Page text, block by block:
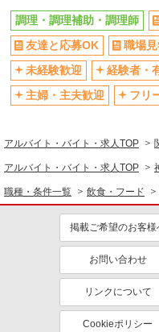
社会保険
アルバイト パート
コンパスグループ・ジャパ
調理師【
時給1,600円以上
(試用期間2ヶ月) 残業が発生し
相和
央区青葉3-
キープ
アルバイト パート
コンパスグループ・ジャパ
調理補助
時給1,300円以上 試
(試用期間2ヶ月) 残業が発生し
分単位で
上溝
原市中央
産休・育休取得実績あり
研修制度あり
資格取得支援制度あり
髭（ひげ）OK
同じ特徴から求人を探す
副業・WワークOK
社会保険あり
社員登用あり
調理・調理補助・調理師
友達と応募OK
職場
未経験歓迎
経験者・
主婦・主夫歓迎
フリ
アルバイト・バイト・求人TOP
アルバイト・バイト・求人TOP
職種・条件一覧 飲食・フード
掲載ご希望のお客様
お問い合わせ
リンクについて
Cookieポリシー